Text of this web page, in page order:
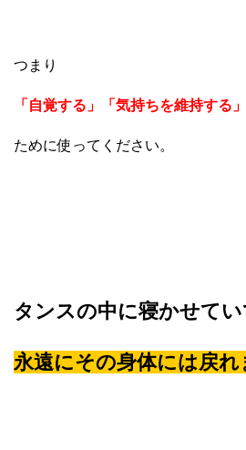
つまり
「自覚する」「気持ちを維持する」
ために使ってください。
タンスの中に寝かせて
永遠にその身体には戻れ